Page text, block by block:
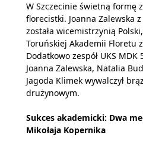
W Szczecinie świetną formę
florecistki. Joanna Zalewska
została wicemistrzynią
Toruńskiej Akademii Floretu
Dodatkowo zespół UKS MDK
Joanna Zalewska, Natalia
Jagoda Klimek wywalczył
drużynowym.
Sukces akademicki: Dwa
Mikołaja Kopernika